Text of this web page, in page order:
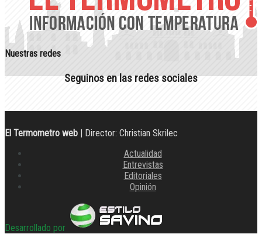
Nuestras redes
Seguinos en las redes sociales
El Termometro web | Director: Christian Skrilec
Actualidad
Entrevistas
Editoriales
Opinión
Desarrollado por